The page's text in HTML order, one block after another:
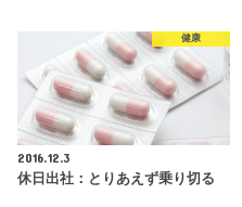
健康
2016.12.3
休日出社：とりあえず乗り切る